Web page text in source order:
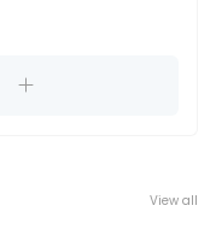
View all